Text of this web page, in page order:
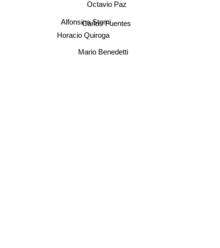
Octavio Paz
Carlos Fuentes
Horacio Quiroga
Alfonsina Storni
Mario Benedetti